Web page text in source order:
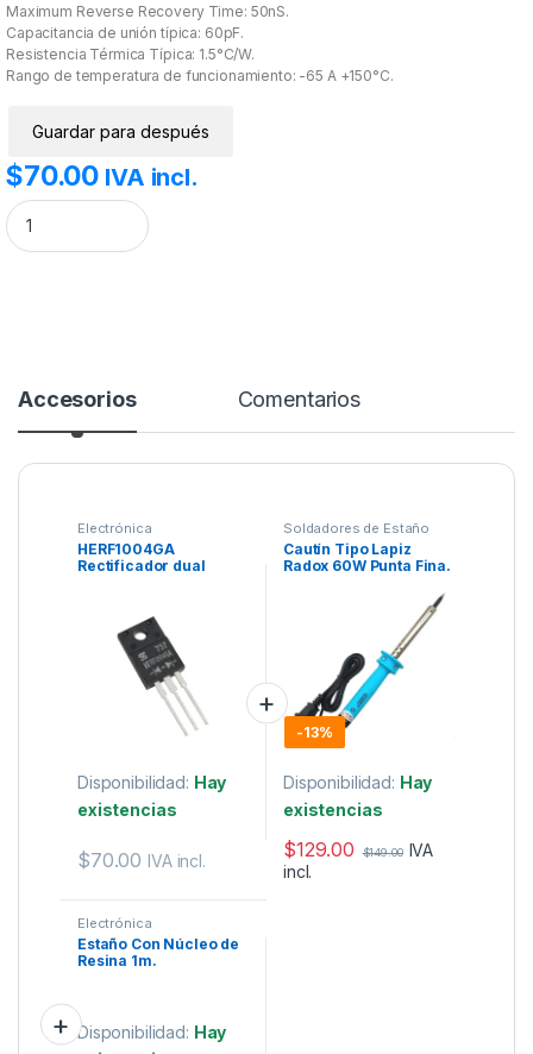
Maximum Reverse Recovery Time: 50nS.
Capacitancia de unión típica: 60pF.
Resistencia Térmica Típica: 1.5°C/W.
Rango de temperatura de funcionamiento: -65 A +150°C.
Guardar para después
$70.00 IVA incl.
HERF1004GA Rectificador dual ánodo común. cantidad
Accesorios Comentarios
Electrónica
HERF1004GA
Rectificador dual
Disponibilidad: Hay
existencias
$70.00 IVA incl.
Soldadores de Estaño
Cautín Tipo Lapiz
Radox 60W Punta Fina.
-13%
Disponibilidad: Hay
existencias
$129.00 $149.00 IVA
incl.
Electrónica
Estaño Con Núcleo de
Resina 1m.
Disponibilidad: Hay